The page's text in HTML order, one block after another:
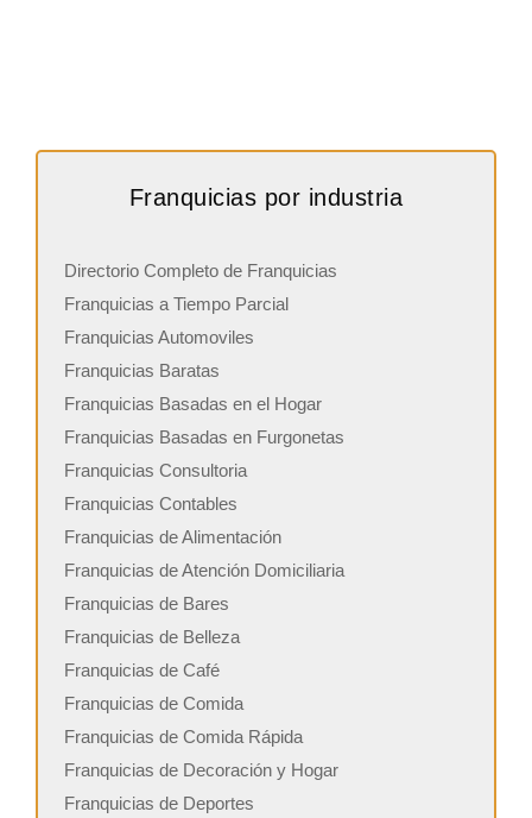
Franquicias por industria
Directorio Completo de Franquicias
Franquicias a Tiempo Parcial
Franquicias Automoviles
Franquicias Baratas
Franquicias Basadas en el Hogar
Franquicias Basadas en Furgonetas
Franquicias Consultoria
Franquicias Contables
Franquicias de Alimentación
Franquicias de Atención Domiciliaria
Franquicias de Bares
Franquicias de Belleza
Franquicias de Café
Franquicias de Comida
Franquicias de Comida Rápida
Franquicias de Decoración y Hogar
Franquicias de Deportes